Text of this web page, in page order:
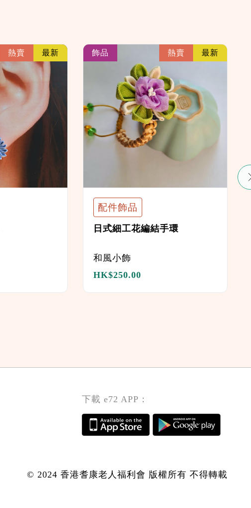
熱賣 最新 飾品 熱賣 最新
配件飾品
日式細工花編結手環
和風小飾
HK$250.00
link link
下載 e72 APP：
© 2024 香港耆康老人福利會 版權所有 不得轉載